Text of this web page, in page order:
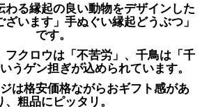
わる縁起の良い動物をデザインした
ざいます」手ぬぐい縁起どうぶつ」
です。
フクロウは「不苦労」、千鳥は「千
うゲン担ぎが込められています。
は格安価格ながらおギフト感があ
、粗品にピッタリ。